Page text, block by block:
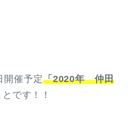
開催予定「2020年 仲田
です！！